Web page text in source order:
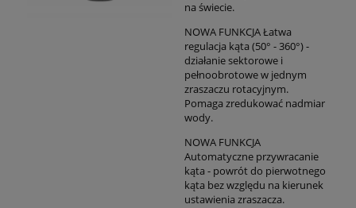
na świecie.
NOWA FUNKCJA Łatwa
regulacja kąta (50° - 360°) -
działanie sektorowe i
pełnoobrotowe w jednym
zraszaczu rotacyjnym.
Pomaga zredukować nadmiar
wody.
NOWA FUNKCJA
Automatyczne przywracanie
kąta - powrót do pierwotnego
kąta bez względu na kierunek
ustawienia zraszacza.